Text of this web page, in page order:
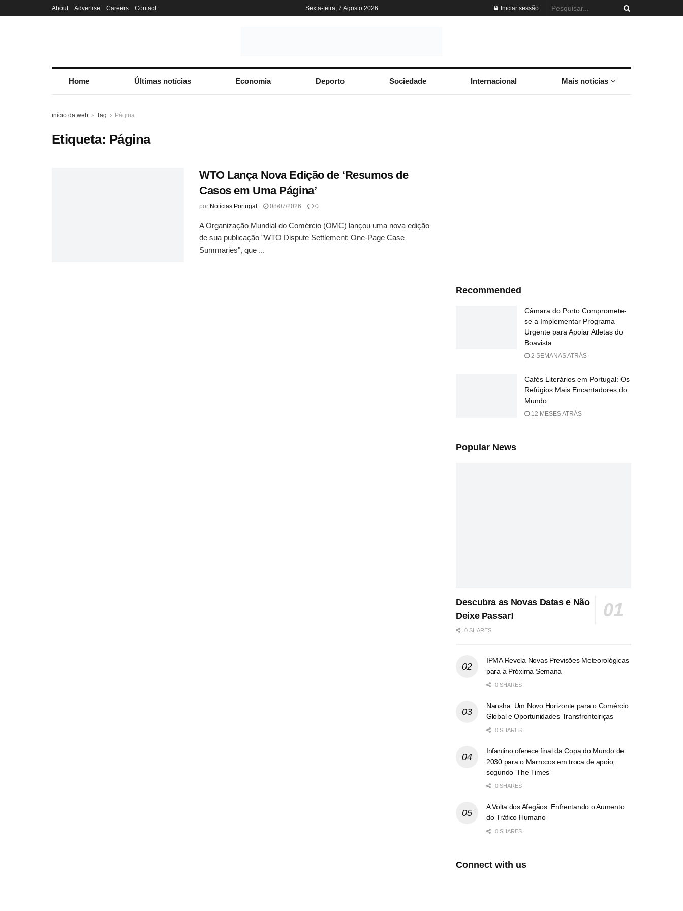
About Advertise Careers Contact Sexta-feira, 7 Agosto 2026 Iniciar sessão
Home Últimas notícias Economia Deporto Sociedade Internacional Mais notícias
início da web Tag Página
Etiqueta: Página
WTO Lança Nova Edição de ‘Resumos de
Casos em Uma Página’
por Notícias Portugal 08/07/2026 0
A Organização Mundial do Comércio (OMC) lançou uma nova edição
de sua publicação "WTO Dispute Settlement: One-Page Case
Summaries", que ...
Recommended
Câmara do Porto Compromete-
se a Implementar Programa
Urgente para Apoiar Atletas do
Boavista
2 SEMANAS ATRÁS
Cafés Literários em Portugal: Os
Refúgios Mais Encantadores do
Mundo
12 MESES ATRÁS
Popular News
Descubra as Novas Datas e Não
Deixe Passar!
0 SHARES
IPMA Revela Novas Previsões Meteorológicas
para a Próxima Semana
0 SHARES
Nansha: Um Novo Horizonte para o Comércio
Global e Oportunidades Transfronteiriças
0 SHARES
Infantino oferece final da Copa do Mundo de
2030 para o Marrocos em troca de apoio,
segundo ‘The Times’
0 SHARES
A Volta dos Afegãos: Enfrentando o Aumento
do Tráfico Humano
0 SHARES
Connect with us